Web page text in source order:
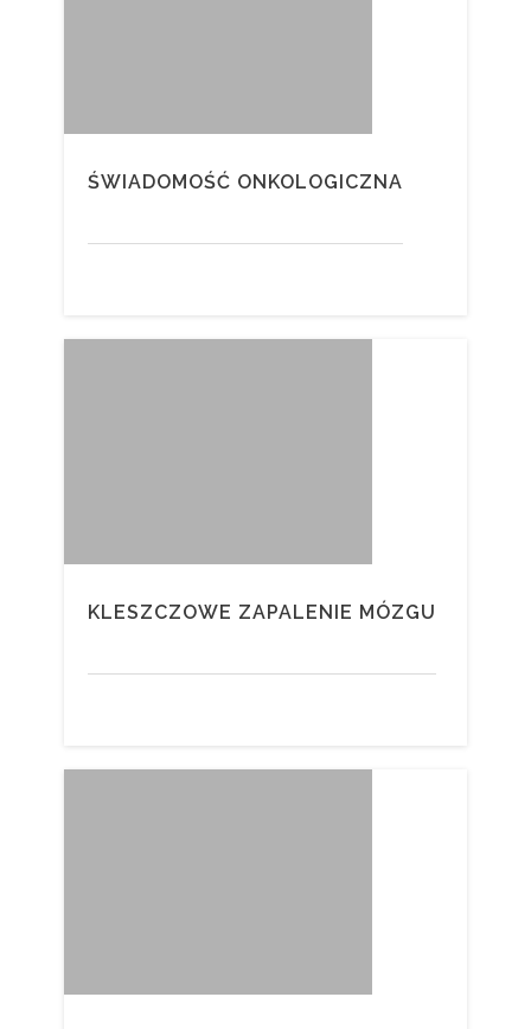
ŚWIADOMOŚĆ ONKOLOGICZNA
KLESZCZOWE ZAPALENIE MÓZGU